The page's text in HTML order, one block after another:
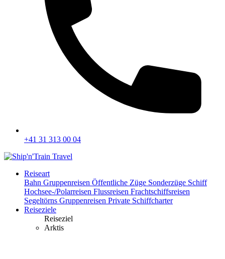
+41 31 313 00 04
Reiseart
Bahn Gruppenreisen Öffentliche Züge Sonderzüge Schiff
Hochsee-/Polarreisen Flussreisen Frachtschiffsreisen
Segeltörns Gruppenreisen Private Schiffcharter
Reiseziele
Reiseziel
Arktis